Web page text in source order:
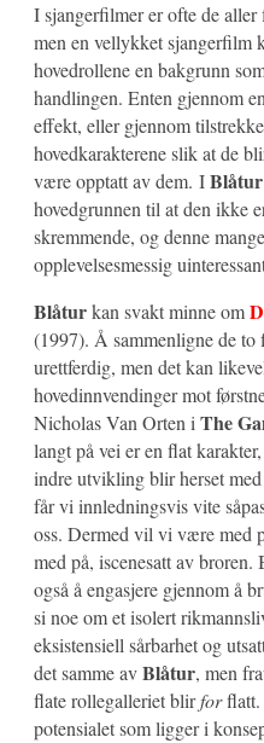
I sjangerfilmer er ofte de aller
men en vellykket sjangerfilm
hovedrollene en bakgrunn
handlingen. Enten gjennom
effekt, eller gjennom
hovedkarakterene slik at de
være opptatt av dem. IBlåtur
hovedgrunnen til at den ikke
skremmende, og denne
opplevelsesmessig
Blåturkan svakt minne om
(1997). Å sammenligne de to
urettferdig, men det kan
hovedinnvendinger mot
Nicholas Van Orten i The
langt på vei er en flat
indre utvikling blir herset
får vi innledningsvis vite
oss. Dermed vil vi være med
med på, iscenesatt av
også å engasjere gjennom å
si noe om et isolert
eksistensiell sårbarhet og
det samme avBlåtur, men
flate rollegalleriet blirforflatt.
potensialet som ligger i